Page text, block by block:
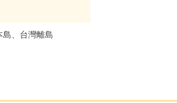
島、台灣離島